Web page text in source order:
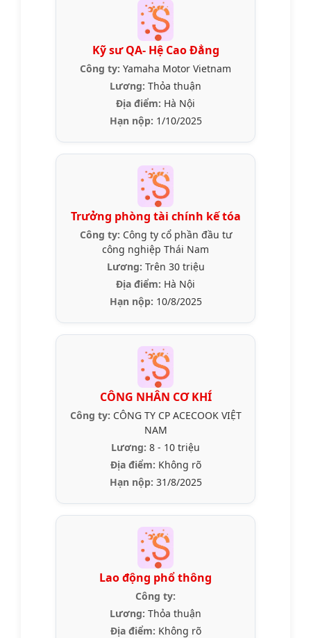
Kỹ sư QA- Hệ Cao Đẳng
Công ty: Yamaha Motor Vietnam
Lương: Thỏa thuận
Địa điểm: Hà Nội
Hạn nộp: 1/10/2025
Trưởng phòng tài chính kế tóa
Công ty: Công ty cổ phần đầu tư
công nghiệp Thái Nam
Lương: Trên 30 triệu
Địa điểm: Hà Nội
Hạn nộp: 10/8/2025
CÔNG NHÂN CƠ KHÍ
Công ty: CÔNG TY CP ACECOOK VIỆT
NAM
Lương: 8 - 10 triệu
Địa điểm: Không rõ
Hạn nộp: 31/8/2025
Lao động phổ thông
Công ty:
Lương: Thỏa thuận
Địa điểm: Không rõ